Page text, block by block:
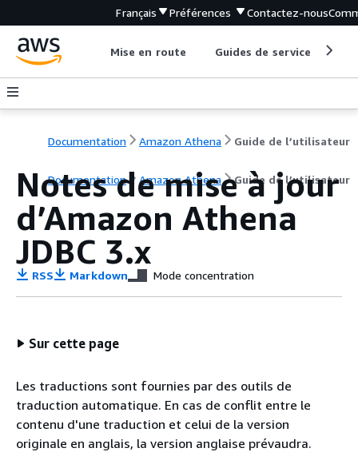
Français Préférences Contactez-nous
Mise en route Guides de service
Documentation Amazon Athena Guide de l’utilisateur
Documentation Amazon Athena Guide de l’utilisateur
Notes de mise à jour
d’Amazon Athena
JDBC 3.x
RSS Markdown Mode concentration
Sur cette page
Les traductions sont fournies par des outils de
traduction automatique. En cas de conflit entre le
contenu d'une traduction et celui de la version
originale en anglais, la version anglaise prévaudra.